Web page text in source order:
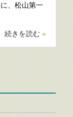
、松山第一
続きを読む»